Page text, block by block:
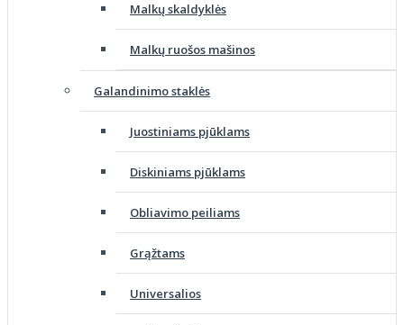
Malkų skaldyklės
Malkų ruošos mašinos
Galandinimo staklės
Juostiniams pjūklams
Diskiniams pjūklams
Obliavimo peiliams
Grąžtams
Universalios